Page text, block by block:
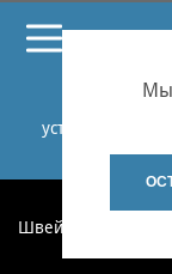
При
установите
или
Мы
Швеймастер